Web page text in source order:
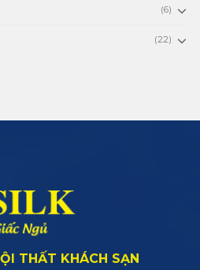
(6)
(22)
THẤT KHÁCH SẠN